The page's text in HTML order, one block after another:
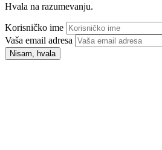
Hvala na razumevanju.
Korisničko ime
Vaša email adresa
Nisam, hvala